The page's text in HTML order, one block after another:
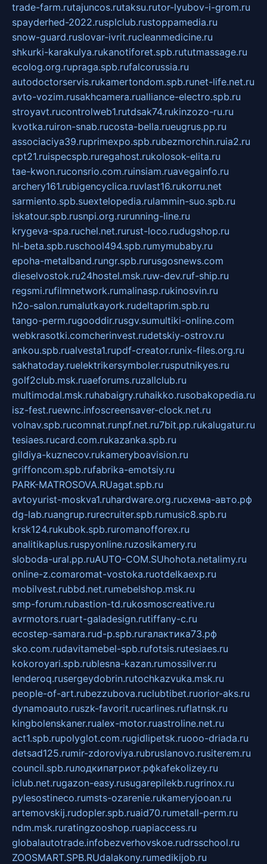
trade-farm.rutajuncos.rutaksu.rutor-lyubov-i-grom.ru
spayderhed-2022.rusplclub.rustoppamedia.ru
snow-guard.ruslovar-ivrit.rucleanmedicine.ru
shkurki-karakulya.rukanotiforet.spb.rututmassage.ru
ecolog.org.rupraga.spb.rufalcorussia.ru
autodoctorservis.rukamertondom.spb.runet-life.net.ru
avto-vozim.rusakhcamera.rualliance-electro.spb.ru
stroyavt.rucontrolweb1.rutdsak74.rukinzozo-ru.ru
kvotka.ruiron-snab.rucosta-bella.rueugrus.pp.ru
associaciya39.ruprimexpo.spb.rubezmorchin.ruia2.ru
cpt21.ruispecspb.ruregahost.rukolosok-elita.ru
tae-kwon.ruconsrio.com.ruinsiam.ruavegainfo.ru
archery161.rubigencyclica.ruvlast16.rukorru.net
sarmiento.spb.suextelopedia.rulammin-suo.spb.ru
iskatour.spb.rusnpi.org.rurunning-line.ru
krygeva-spa.ruchel.net.rurust-loco.rudugshop.ru
hl-beta.spb.ruschool494.spb.rumymubaby.ru
epoha-metalband.rungr.spb.rurusgosnews.com
dieselvostok.ru24hostel.msk.ruw-dev.ruf-ship.ru
regsmi.rufilmnetwork.rumalinasp.rukinosvin.ru
h2o-salon.rumalutkayork.rudeltaprim.spb.ru
tango-perm.rugooddir.rusgv.sumultiki-online.com
webkrasotki.comcherinvest.rudetskiy-ostrov.ru
ankou.spb.rualvesta1.rupdf-creator.runix-files.org.ru
sakhatoday.ruelektrikersymboler.rusputnikyes.ru
golf2club.msk.ruaeforums.ruzallclub.ru
multimodal.msk.ruhabaigry.ruhaikko.rusobakopedia.ru
isz-fest.ruewnc.infoscreensaver-clock.net.ru
volnav.spb.rucomnat.runpf.net.ru7bit.pp.rukalugatur.ru
tesiaes.rucard.com.rukazanka.spb.ru
gildiya-kuznecov.rukameryboavision.ru
griffoncom.spb.rufabrika-emotsiy.ru
PARK-MATROSOVA.RUagat.spb.ru
avtoyurist-moskva1.ruhardware.org.ruсхема-авто.рф
dg-lab.ruangrup.rurecruiter.spb.rumusic8.spb.ru
krsk124.rukubok.spb.ruromanofforex.ru
analitikaplus.ruspyonline.ruzosikamery.ru
sloboda-ural.pp.ruAUTO-COM.SUhohota.netalimy.ru
online-z.comaromat-vostoka.ruotdelkaexp.ru
mobilvest.rubbd.net.rumebelshop.msk.ru
smp-forum.rubastion-td.rukosmoscreative.ru
avrmotors.ruart-galadesign.rutiffany-c.ru
ecostep-samara.rud-p.spb.ruгалактика73.рф
sko.com.rudavitamebel-spb.rufotsis.rutesiaes.ru
kokoroyari.spb.rublesna-kazan.rumossilver.ru
lenderoq.rusergeydobrin.rutochkazvuka.msk.ru
people-of-art.rubezzubova.ruclubtibet.ruorior-aks.ru
dynamoauto.ruszk-favorit.rucarlines.ruflatnsk.ru
kingbolenskaner.rualex-motor.ruastroline.net.ru
act1.spb.rupolyglot.com.rugidlipetsk.ruooo-driada.ru
detsad125.rumir-zdoroviya.rubruslanovo.rusiterem.ru
council.spb.ruлодкипатриот.рфkafekolizey.ru
iclub.net.rugazon-easy.rusugarepilekb.rugrinox.ru
pylesostineco.rumsts-ozarenie.rukameryjooan.ru
artemovskij.rudopler.spb.ruaid70.rumetall-perm.ru
ndm.msk.ruratingzooshop.ruapiaccess.ru
globalautotrade.infobezverhovskoe.rudrsschool.ru
ZOOSMART.SPB.RUdalakony.rumedikijob.ru